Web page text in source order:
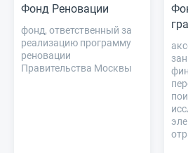
Фонд Реновации
фонд, ответственный за
реализацию программу
реновации
Правительства Москвы